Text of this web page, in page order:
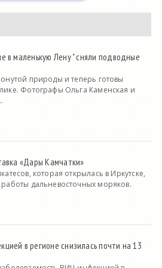
в маленькую Лену " сняли подводные
природы и теперь готовы
Фотографы Ольга Каменская и
«Дары Камчатки»
которая открылась в Иркутске,
работы дальневосточных моряков.
в регионе снизилась почти на 13